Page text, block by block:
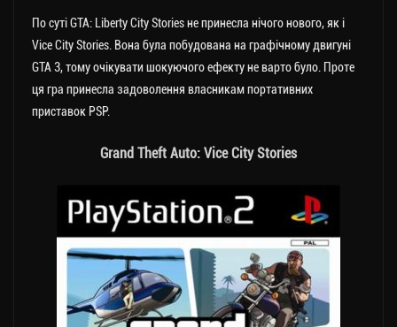
По суті GTA: Liberty City Stories не принесла нічого нового, як і
Vice City Stories. Вона була побудована на графічному двигуні
GTA 3, тому очікувати шокуючого ефекту не варто було. Проте
ця гра принесла задоволення власникам портативних
приставок PSP.
Grand Theft Auto: Vice City Stories